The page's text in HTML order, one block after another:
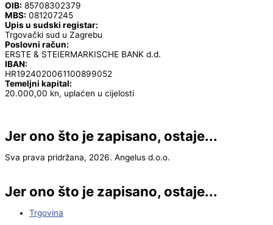
OIB: 85708302379
MBS: 081207245
Upis u sudski registar:
Trgovački sud u Zagrebu
Poslovni račun:
ERSTE & STEIERMARKISCHE BANK d.d.
IBAN:
HR1924020061100899052
Temeljni kapital:
20.000,00 kn, uplaćen u cijelosti
Jer ono što je zapisano, ostaje...
Sva prava pridržana, 2026. Angelus d.o.o.
Jer ono što je zapisano, ostaje...
Trgovina